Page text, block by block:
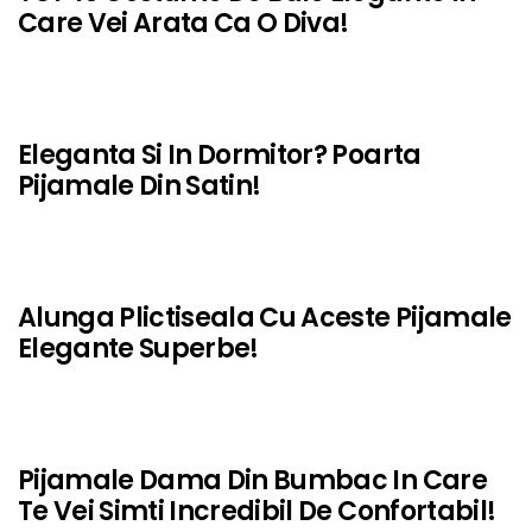
Care Vei Arata Ca O Diva!
SHOPPING
Eleganta Si In Dormitor? Poarta
Pijamale Din Satin!
SHOPPING
Alunga Plictiseala Cu Aceste Pijamale
Elegante Superbe!
SHOPPING
Pijamale Dama Din Bumbac In Care
Te Vei Simti Incredibil De Confortabil!